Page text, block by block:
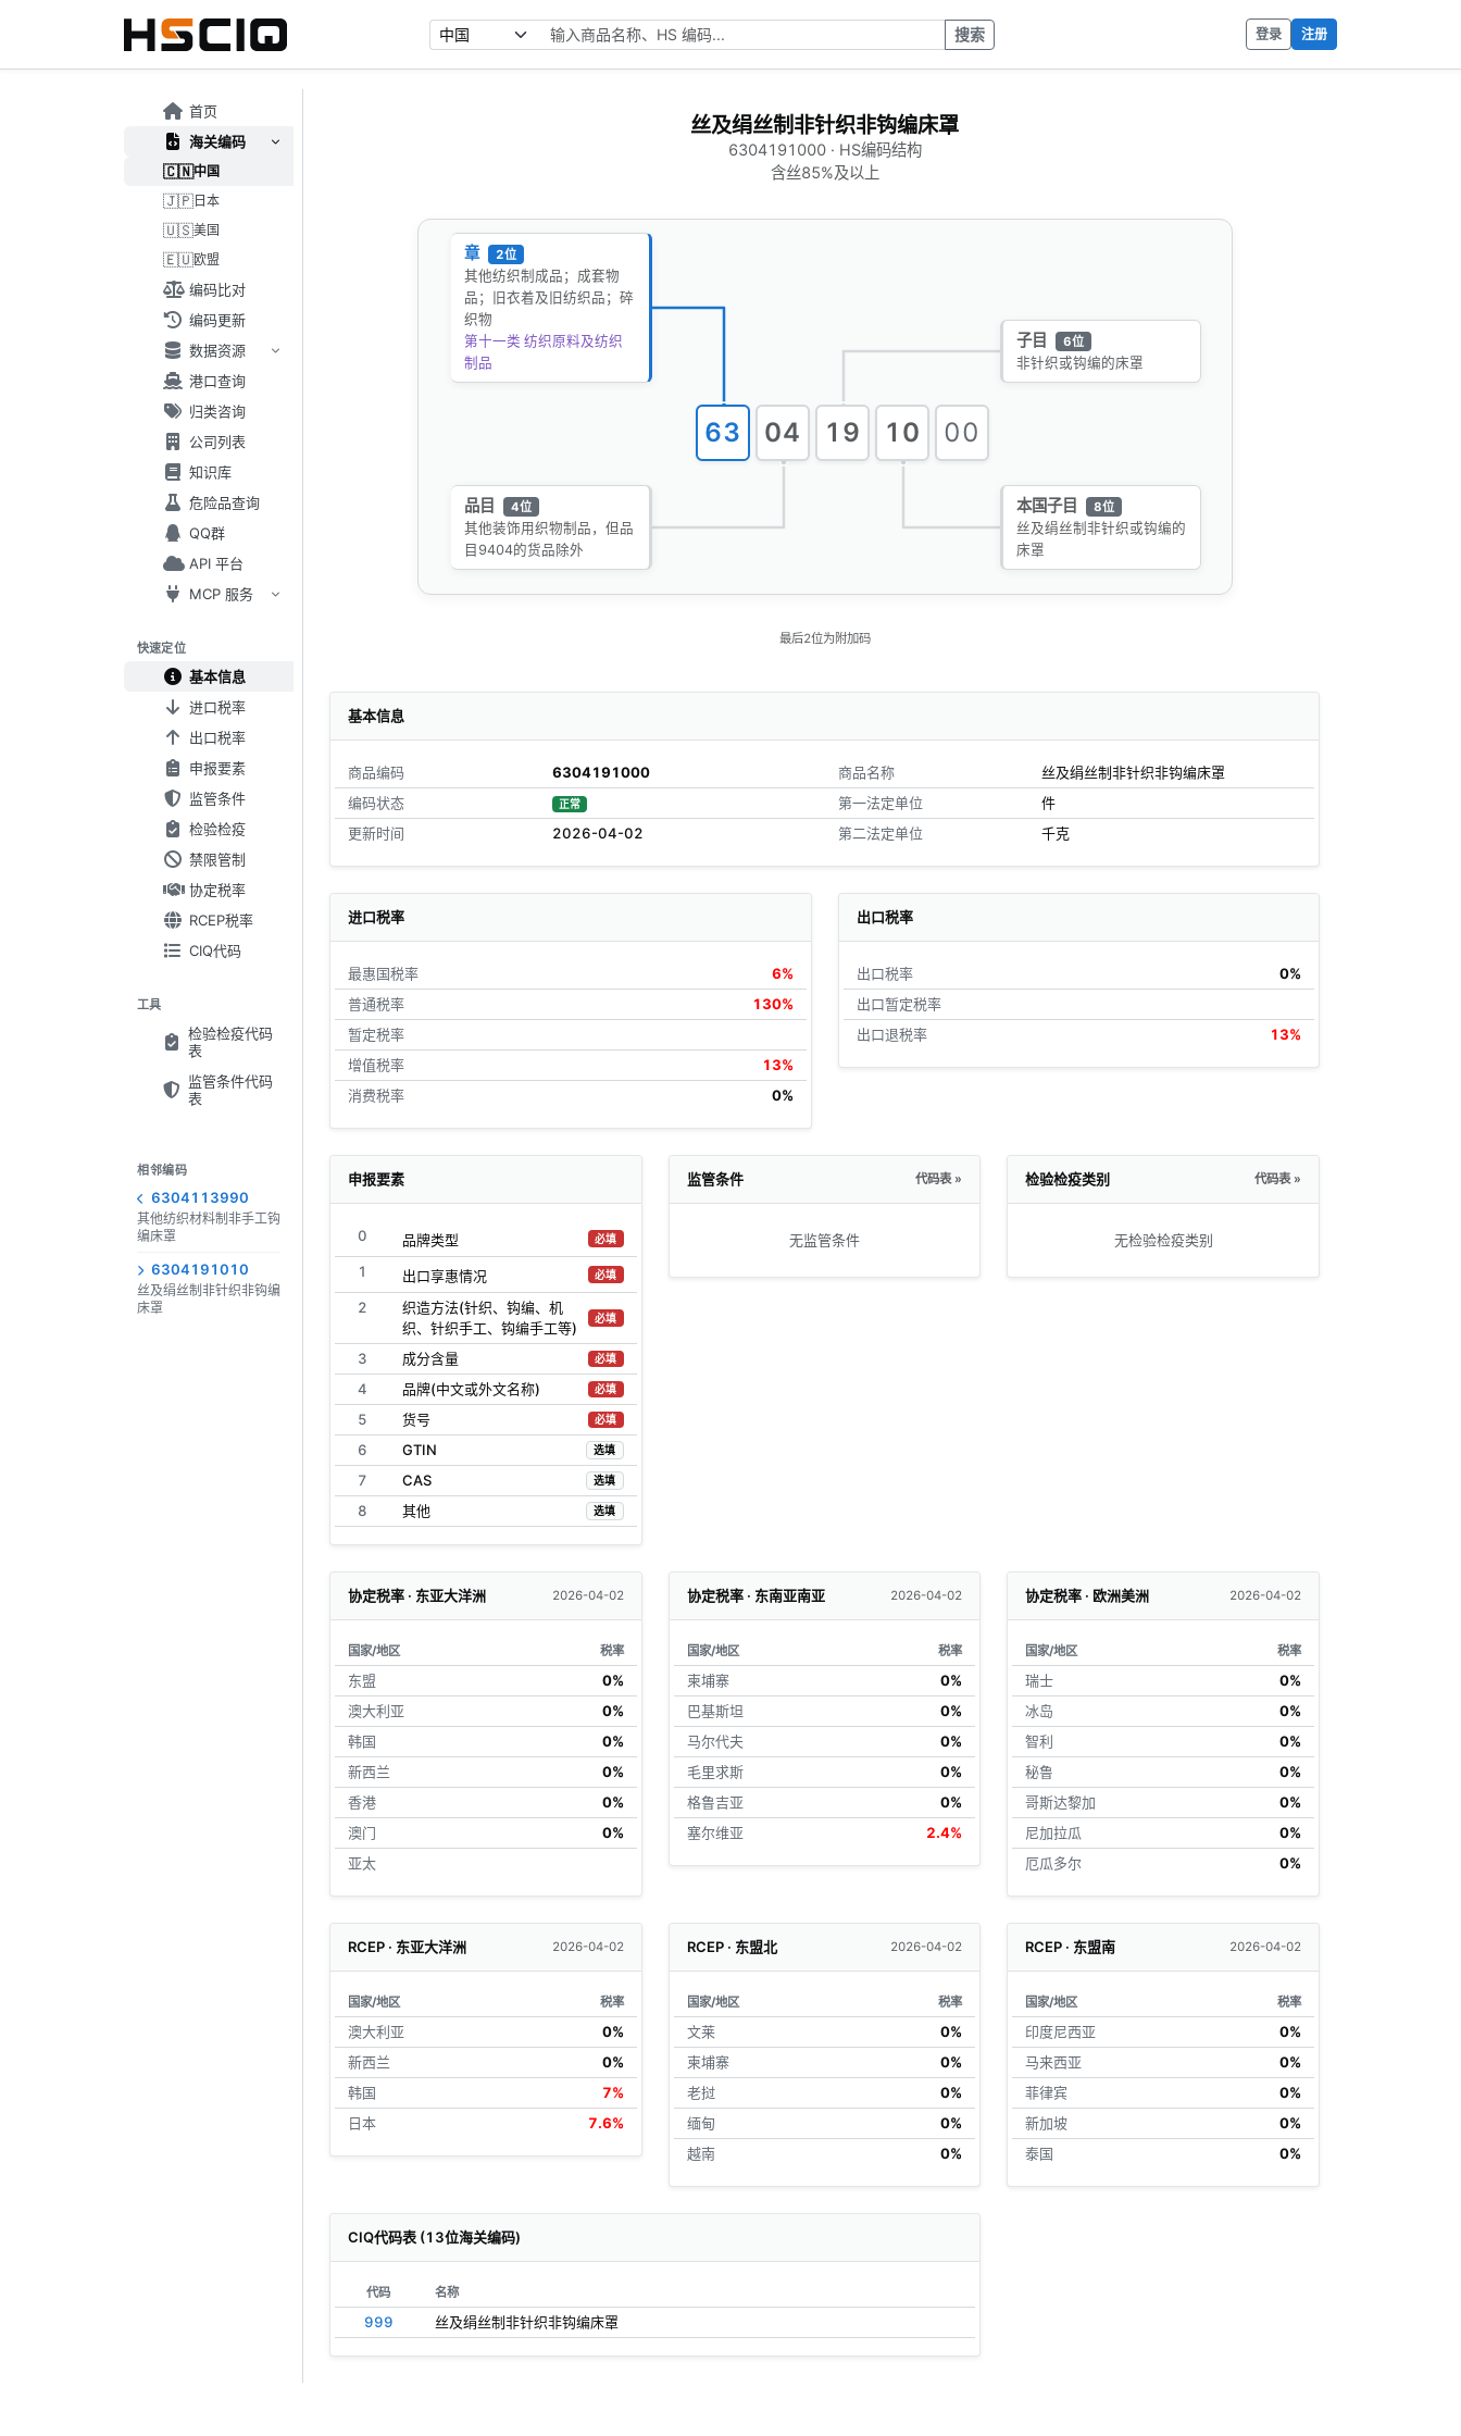
搜索 登录 注册
首页
海关编码
🇨🇳中国
🇯🇵 日本
🇺🇸美国
🇪🇺欧盟
编码比对
编码更新
数据资源
港口查询
归类咨询
公司列表
知识库
危险品查询
QQ群
API 平台
MCP 服务
快速定位
基本信息
进口税率
出口税率
申报要素
监管条件
检验检疫
禁限管制
协定税率
RCEP税率
CIQ代码
工具
检验检疫代码
表
监管条件代码
表
相邻编码
6304113990
其他纺织材料制非手工钩
编床罩
6304191010
丝及绢丝制非针织非钩编
床罩
丝及绢丝制非针织非钩编床罩
6304191000 · HS编码结构
含丝85%及以上
63 04 19 10 00
章 2位
其他纺织制成品；成套物
品；旧衣着及旧纺织品；碎
织物
第十一类 纺织原料及纺织
制品
品目 4位
其他装饰用织物制品，但品
目9404的货品除外
子目 6位
非针织或钩编的床罩
本国子目 8位
丝及绢丝制非针织或钩编的
床罩
最后2位为附加码
基本信息
商品编码
6304191000
编码状态
正常
更新时间 2026-04-02
商品名称
丝及绢丝制非针织非钩编床罩
第一法定单位
件
第二法定单位
千克
进口税率
最惠国税率
6%
普通税率
130%
暂定税率
增值税率
13%
消费税率
0%
出口税率
出口税率
0%
出口暂定税率
出口退税率
13%
申报要素
0 品牌类型 必填
1 出口享惠情况 必填
2
织造方法(针织、钩编、机
织、针织手工、钩编手工等)
必填
3 成分含量 必填
4 品牌(中文或外文名称) 必填
5 货号 必填
6 GTIN 选填
7 CAS 选填
8 其他 选填
监管条件 代码表 »
无监管条件
检验检疫类别 代码表 »
无检验检疫类别
协定税率 · 东亚大洋洲 2026-04-02
国家/地区 税率
东盟
0%
澳大利亚
0%
韩国
0%
新西兰
0%
香港
0%
澳门
0%
亚太
协定税率 · 东南亚南亚 2026-04-02
国家/地区 税率
柬埔寨
0%
巴基斯坦
0%
马尔代夫
0%
毛里求斯
0%
格鲁吉亚
0%
塞尔维亚
2.4%
协定税率 · 欧洲美洲 2026-04-02
国家/地区 税率
瑞士
0%
冰岛
0%
智利
0%
秘鲁
0%
哥斯达黎加
0%
尼加拉瓜
0%
厄瓜多尔
0%
RCEP · 东亚大洋洲 2026-04-02
国家/地区 税率
澳大利亚
0%
新西兰
0%
韩国
7%
日本
7.6%
RCEP · 东盟北 2026-04-02
国家/地区 税率
文莱
0%
柬埔寨
0%
老挝
0%
缅甸
0%
越南
0%
RCEP · 东盟南 2026-04-02
国家/地区 税率
印度尼西亚
0%
马来西亚
0%
菲律宾
0%
新加坡
0%
泰国
0%
CIQ代码表 (13位海关编码)
代码 名称
999 丝及绢丝制非针织非钩编床罩